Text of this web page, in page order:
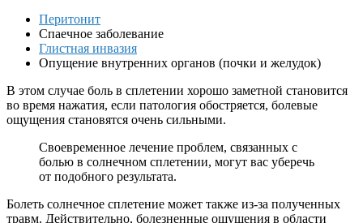
Перитонит
Спаечное заболевание
Глистная инвазия
Опущение внутренних органов (почки и желудок)
В этом случае боль в сплетении хорошо заметной становится
во время нажатия, если патология обостряется, болевые
ощущения становятся очень сильными.
Своевременное лечение проблем, связанных с
болью в солнечном сплетении, могут вас уберечь
от подобного результата.
Болеть солнечное сплетение может также из-за полученных
травм. Действительно, болезненные ощущения в области